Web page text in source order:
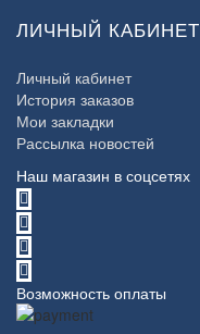
ЛИЧНЫЙ КАБИНЕТ
Личный кабинет
История заказов
Мои закладки
Рассылка новостей
Наш магазин в соцсетях
Возможность оплаты